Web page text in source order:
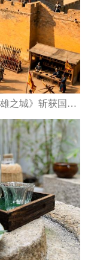
泉州市纪录片《崇武：一座山海见证的英雄之城》斩获国家级大奖